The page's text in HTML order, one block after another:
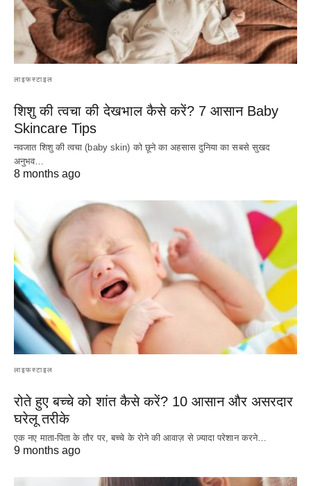
लाइफस्टाइल
शिशु की त्वचा की देखभाल कैसे करें? 7 आसान Baby
Skincare Tips
नवजात शिशु की त्वचा (baby skin) को छूने का अहसास दुनिया का सबसे सुखद
अनुभव…
8 months ago
लाइफस्टाइल
रोते हुए बच्चे को शांत कैसे करें? 10 आसान और असरदार
घरेलू तरीके
एक नए माता-पिता के तौर पर, बच्चे के रोने की आवाज़ से ज़्यादा परेशान करने…
9 months ago